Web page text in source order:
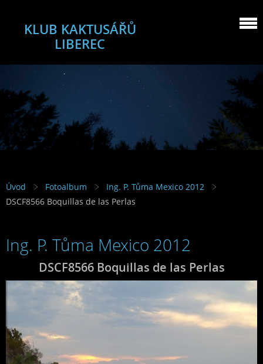
KLUB KAKTUSÁŘŮ
LIBEREC
Úvod Fotoalbum
Ing. P. Tůma Mexico 2012
DSCF8566 Boquillas de las Perlas
Ing. P. Tůma Mexico 2012
DSCF8566 Boquillas de las Perlas